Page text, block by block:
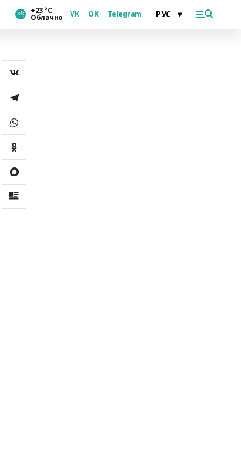
+23 °С
Облачно VK OK Telegram